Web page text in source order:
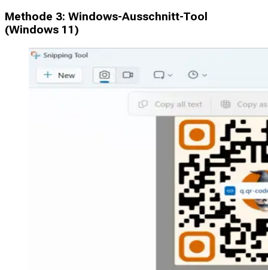
Methode 3: Windows-Ausschnitt-Tool
(Windows 11)